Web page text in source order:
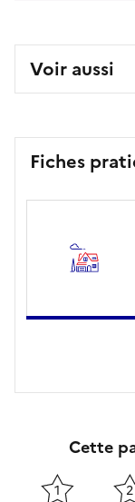
Voir aussi
Fiches
Cette
1 2